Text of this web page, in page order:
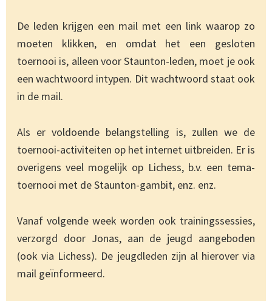
De leden krijgen een mail met een link waarop zo
moeten klikken, en omdat het een gesloten
toernooi is, alleen voor Staunton-leden, moet je ook
een wachtwoord intypen. Dit wachtwoord staat ook
in de mail.
Als er voldoende belangstelling is, zullen we de
toernooi-activiteiten op het internet uitbreiden. Er is
overigens veel mogelijk op Lichess, b.v. een tema-
toernooi met de Staunton-gambit, enz. enz.
Vanaf volgende week worden ook trainingssessies,
verzorgd door Jonas, aan de jeugd aangeboden
(ook via Lichess). De jeugdleden zijn al hierover via
mail geïnformeerd.